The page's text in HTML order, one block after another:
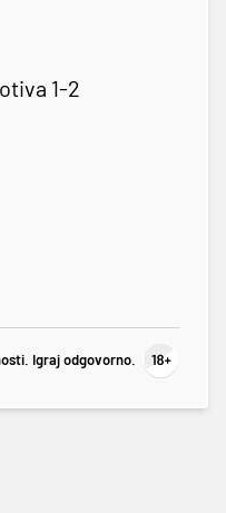
1-2
Igraj odgovorno.